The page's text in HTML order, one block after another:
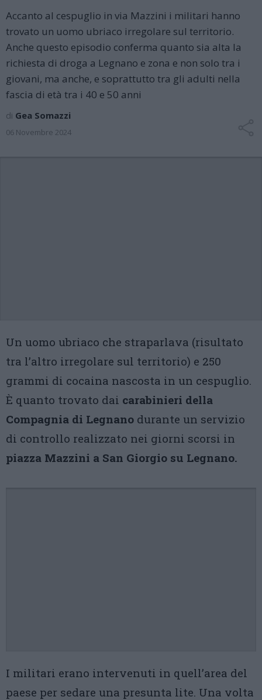
Accanto al cespuglio in via Mazzini i militari hanno
trovato un uomo ubriaco irregolare sul territorio.
Anche questo episodio conferma quanto sia alta la
richiesta di droga a Legnano e zona e non solo tra i
giovani, ma anche, e soprattutto tra gli adulti nella
fascia di età tra i 40 e 50 anni
di Gea Somazzi
06 Novembre 2024
Un uomo ubriaco che straparlava (risultato
tra l’altro irregolare sul territorio) e 250
grammi di cocaina nascosta in un cespuglio.
È quanto trovato dai carabinieri della
Compagnia di Legnano durante un servizio
di controllo realizzato nei giorni scorsi in
piazza Mazzini a San Giorgio su Legnano.
I militari erano intervenuti in quell’area del
paese per sedare una presunta lite. Una volta